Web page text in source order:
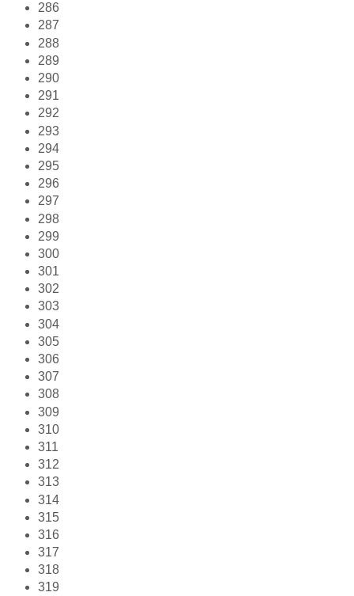
286
287
288
289
290
291
292
293
294
295
296
297
298
299
300
301
302
303
304
305
306
307
308
309
310
311
312
313
314
315
316
317
318
319